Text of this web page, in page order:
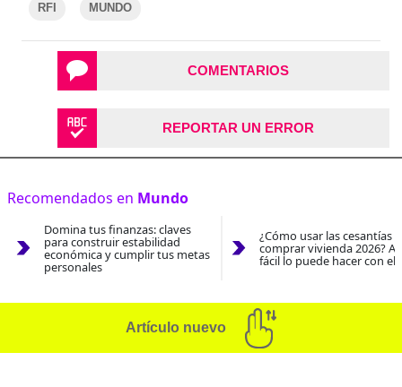
RFI MUNDO
COMENTARIOS
REPORTAR UN ERROR
Recomendados en Mundo
Domina tus finanzas: claves
para construir estabilidad
económica y cumplir tus metas
personales
¿Cómo usar las cesantías
comprar vivienda 2026?
fácil lo puede hacer con el
Artículo nuevo